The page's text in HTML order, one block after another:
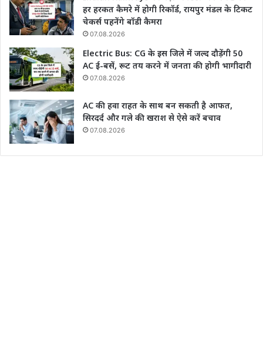
हर हरकत कैमरे में होगी रिकॉर्ड, रायपुर मंडल के टिकट
चेकर्स पहनेंगे बॉडी कैमरा
07.08.2026
Electric Bus: CG के इस जिले में जल्द दौड़ेंगी 50
AC ई-बसें, रूट तय करने में जनता की होगी भागीदारी
07.08.2026
AC की हवा राहत के साथ बन सकती है आफत,
सिरदर्द और गले की खराश से ऐसे करें बचाव
07.08.2026